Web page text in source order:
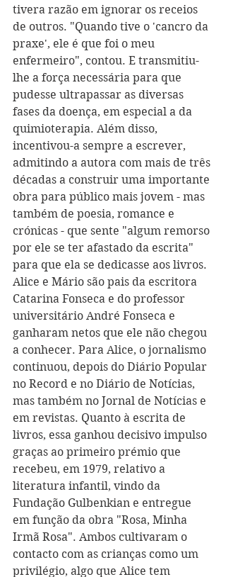
tivera razão em ignorar os receios
de outros. "Quando tive o 'cancro da
praxe', ele é que foi o meu
enfermeiro", contou. E transmitiu-
lhe a força necessária para que
pudesse ultrapassar as diversas
fases da doença, em especial a da
quimioterapia. Além disso,
incentivou-a sempre a escrever,
admitindo a autora com mais de três
décadas a construir uma importante
obra para público mais jovem - mas
também de poesia, romance e
crónicas - que sente "algum remorso
por ele se ter afastado da escrita"
para que ela se dedicasse aos livros.
Alice e Mário são pais da escritora
Catarina Fonseca e do professor
universitário André Fonseca e
ganharam netos que ele não chegou
a conhecer. Para Alice, o jornalismo
continuou, depois do Diário Popular
no Record e no Diário de Notícias,
mas também no Jornal de Notícias e
em revistas. Quanto à escrita de
livros, essa ganhou decisivo impulso
graças ao primeiro prémio que
recebeu, em 1979, relativo a
literatura infantil, vindo da
Fundação Gulbenkian e entregue
em função da obra "Rosa, Minha
Irmã Rosa". Ambos cultivaram o
contacto com as crianças como um
privilégio, algo que Alice tem